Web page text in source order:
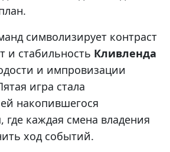
символизирует контраст
и стабильность Кливленда
и импровизации
игра стала
накопившегося
где каждая смена владения
ход событий.